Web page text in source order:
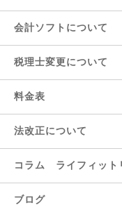
会計ソフトについて
税理士変更について
料金表
法改正について
コラム ライフィット
ブログ